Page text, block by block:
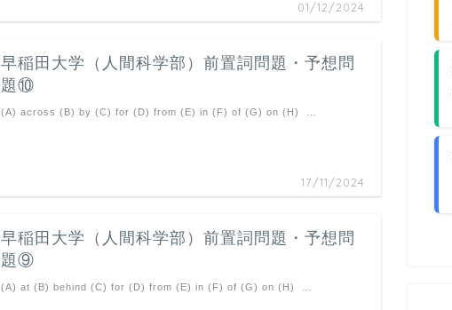
01/12/2024
早稲田大学（人間科学部）前置詞問題・予想問
題⑩
17/11/2024
(A) across (B) by (C) for (D) from (E) in (F) of (G) on (H) …
早稲田大学（人間科学部）前置詞問題・予想問
題⑨
(A) at (B) behind (C) for (D) from (E) in (F) of (G) on (H) …